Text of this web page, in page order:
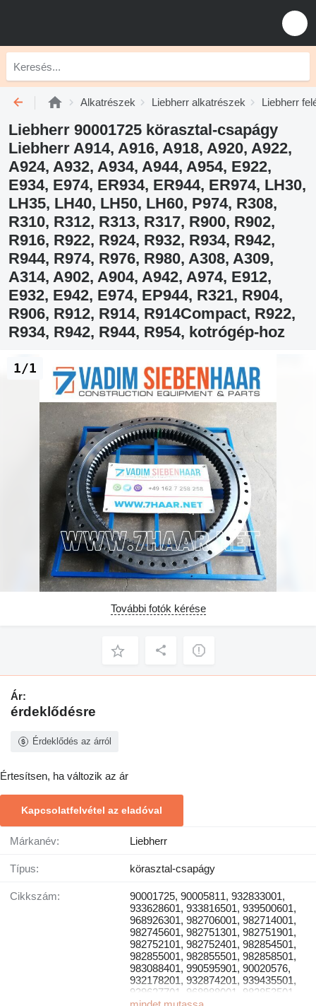
Alkatrészek Liebherr alkatrészek Liebherr
Liebherr 90001725 körasztal-csapágy
Liebherr A914, A916, A918, A920, A922,
A924, A932, A934, A944, A954, E922,
E934, E974, ER934, ER944, ER974, LH30,
LH35, LH40, LH50, LH60, P974, R308,
R310, R312, R313, R317, R900, R902,
R916, R922, R924, R932, R934, R942,
R944, R974, R976, R980, A308, A309,
A314, A902, A904, A942, A974, E912,
E932, E942, E974, EP944, R321, R904,
R906, R912, R914, R914Compact, R922,
R934, R942, R944, R954, kotrógép-hoz
1/1
További fotók kérése
Ár:
érdeklődésre
Érdeklődés az árról
Értesítsen, ha változik az ár
Kapcsolatfelvétel az eladóval
Márkanév: Liebherr
Típus: körasztal-csapágy
Cikkszám:
90001725, 90005811, 932833001,
933628601, 933816501, 939500601,
968926301, 982706001, 982714001,
982745601, 982751301, 982751901,
982752101, 982752401, 982854501,
982855001, 982855501, 982858501,
983088401, 990595901, 90020576,
932178201, 932874201, 939435501,
939627701, 968988001, 982853501,